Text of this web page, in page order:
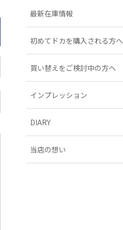
最新在庫情報
初めてドカを購入される方へ
買い替えをご検討中の方へ
インプレッション
DIARY
当店の想い